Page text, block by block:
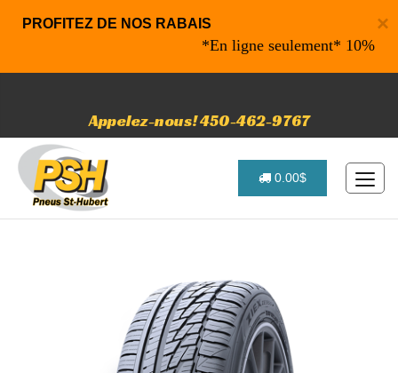
×
PROFITEZ DE NOS RABAIS
*En ligne seulement* 10% de
Appelez-nous! 450-462-9767
0.00$